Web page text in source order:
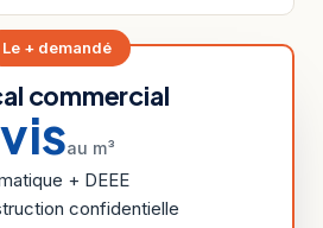
Le + demandé
commercial
au m³
+ DEEE
confidentielle